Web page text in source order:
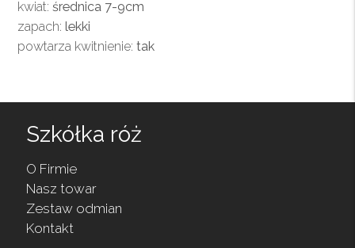
kwiat: średnica 7-9cm
zapach:lekki
powtarza kwitnienie:tak
Szkółka róż
O Firmie
Nasz towar
Zestaw odmian
Kontakt